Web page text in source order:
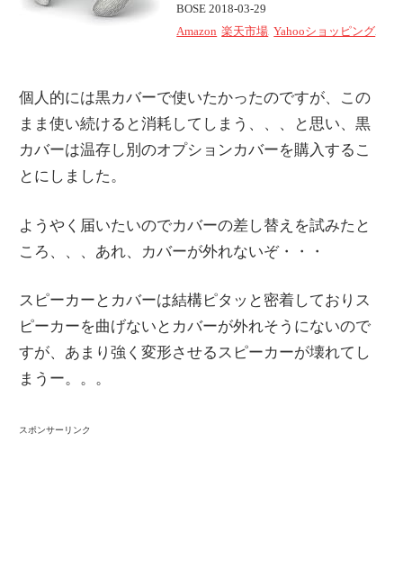
BOSE 2018-03-29
Amazon 楽天市場 Yahooショッピング
個人的には黒カバーで使いたかったのですが、この
まま使い続けると消耗してしまう、、、と思い、黒
カバーは温存し別のオプションカバーを購入するこ
とにしました。
ようやく届いたいのでカバーの差し替えを試みたと
ころ、、、あれ、カバーが外れないぞ・・・
スピーカーとカバーは結構ピタッと密着しておりス
ピーカーを曲げないとカバーが外れそうにないので
すが、あまり強く変形させるスピーカーが壊れてし
まうー。。。
スポンサーリンク